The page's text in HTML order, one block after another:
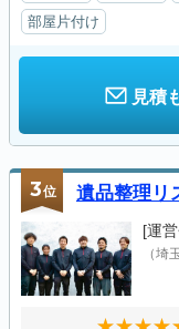
部屋片付け
見積
3位 遺品整理リ
[運
（埼